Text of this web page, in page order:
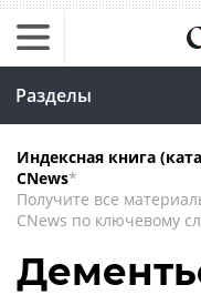
Разделы
Индексная книга
CNews*
Получите все
CNews по ключевому